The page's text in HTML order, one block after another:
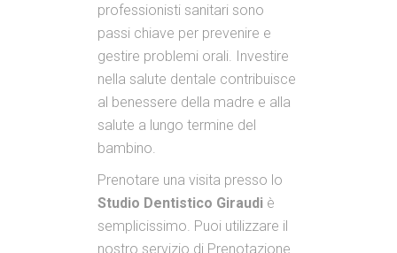
professionisti sanitari sono
passi chiave per prevenire e
gestire problemi orali. Investire
nella salute dentale contribuisce
al benessere della madre e alla
salute a lungo termine del
bambino.
Prenotare una visita presso lo
Studio Dentistico Giraudi è
semplicissimo. Puoi utilizzare il
nostro servizio di Prenotazione